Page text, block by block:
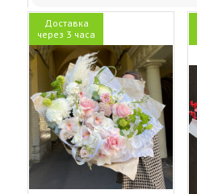
Доставка
через 3 часа